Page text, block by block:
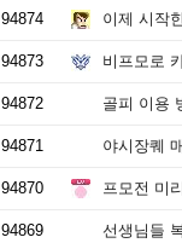
94874 이제 시작
94873 비프모로
94872 골피 이용
94871 야시장퀘
94870 프모전 미
94869 선생님들